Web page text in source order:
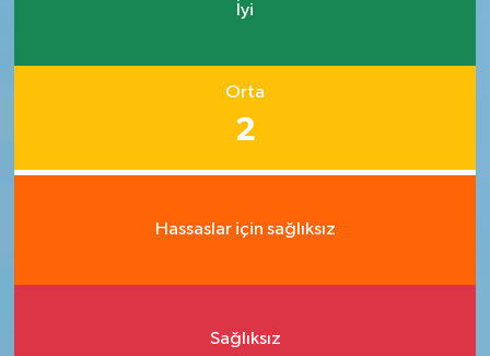
İyi
Orta
2
Hassaslar için sağlıksız
Sağlıksız